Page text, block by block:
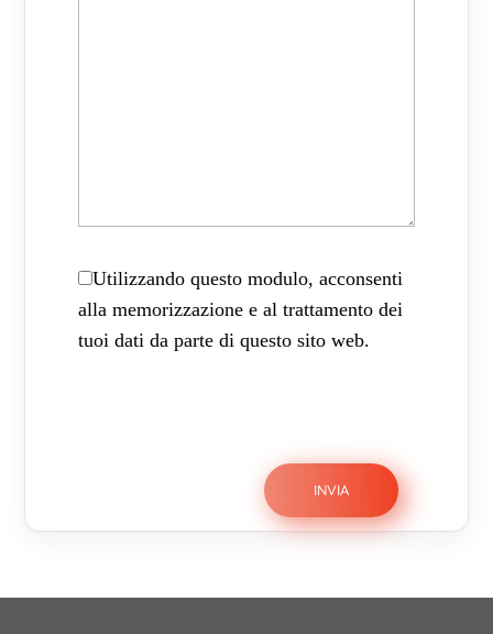
Utilizzando questo modulo, acconsenti
alla memorizzazione e al trattamento dei
tuoi dati da parte di questo sito web.